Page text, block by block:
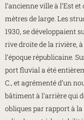
l’ancienne ville à l’Est
mètres de large. Les
1930, se développaient
rive droite de la rivière,
l’époque républicaine.
port fluvial a été
C., et agrémenté d’un
bâtiment à l’arrière qui
obliques par rapport à